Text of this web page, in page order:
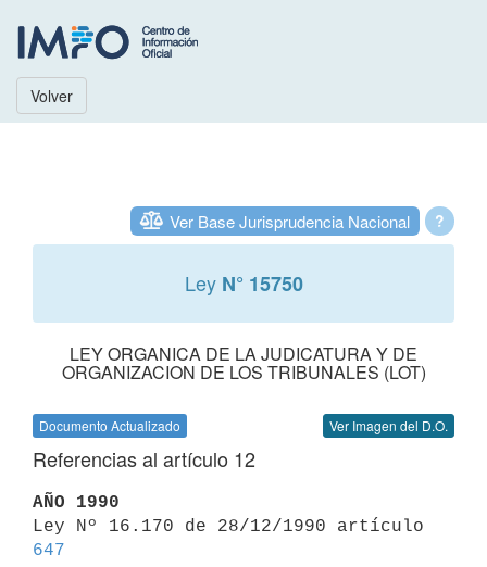
Volver
?
Ver Base Jurisprudencia Nacional
Ley N° 15750
LEY ORGANICA DE LA JUDICATURA Y DE
ORGANIZACION DE LOS TRIBUNALES (LOT)
Documento Actualizado Ver Imagen del D.O.
Referencias al artículo 12
AÑO 1990
647